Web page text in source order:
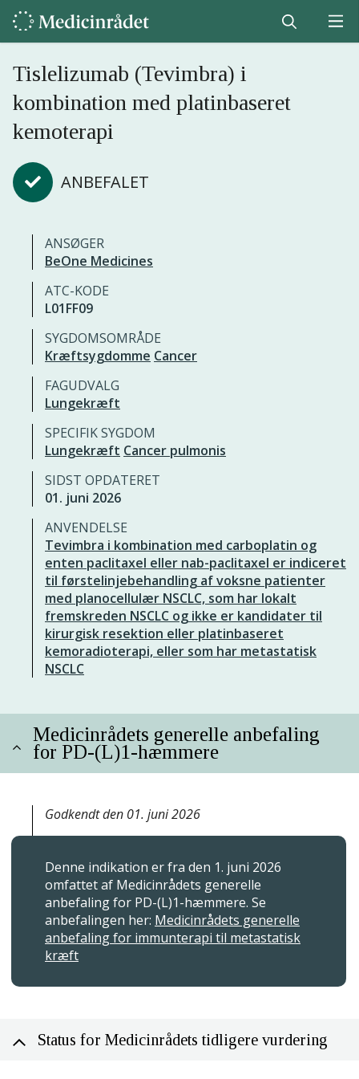
Tislelizumab (Tevimbra) i
kombination med platinbaseret
kemoterapi
ANBEFALET
ANSØGER
BeOne Medicines
ATC-KODE
L01FF09
SYGDOMSOMRÅDE
Kræftsygdomme Cancer
FAGUDVALG
Lungekræft
SPECIFIK SYGDOM
Lungekræft Cancer pulmonis
SIDST OPDATERET
01. juni 2026
ANVENDELSE
Tevimbra i kombination med carboplatin og
enten paclitaxel eller nab-paclitaxel er indiceret
til førstelinjebehandling af voksne patienter
med planocellulær NSCLC, som har lokalt
fremskreden NSCLC og ikke er kandidater til
kirurgisk resektion eller platinbaseret
kemoradioterapi, eller som har metastatisk
NSCLC
Medicinrådets generelle anbefaling
for PD-(L)1-hæmmere
Godkendt den 01. juni 2026
Denne indikation er fra den 1. juni 2026
omfattet af Medicinrådets generelle
anbefaling for PD-(L)1-hæmmere. Se
anbefalingen her: Medicinrådets generelle
anbefaling for immunterapi til metastatisk
kræft
Status for Medicinrådets tidligere vurdering